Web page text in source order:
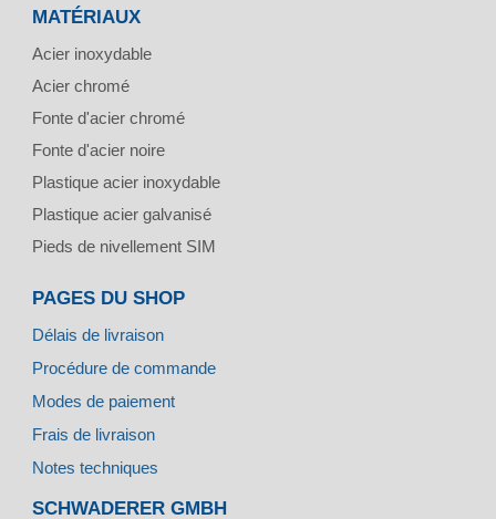
MATÉRIAUX
Acier inoxydable
Acier chromé
Fonte d'acier chromé
Fonte d'acier noire
Plastique acier inoxydable
Plastique acier galvanisé
Pieds de nivellement SIM
PAGES DU SHOP
Délais de livraison
Procédure de commande
Modes de paiement
Frais de livraison
Notes techniques
SCHWADERER GMBH